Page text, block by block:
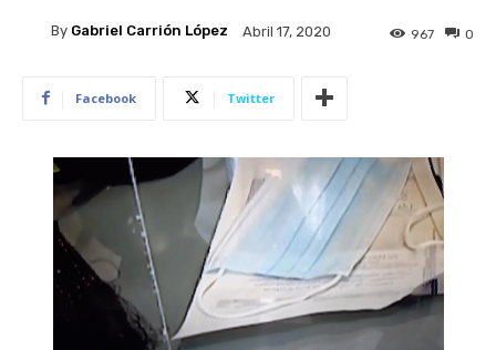
By Gabriel Carrión López Abril 17, 2020 0
967
Facebook Twitter